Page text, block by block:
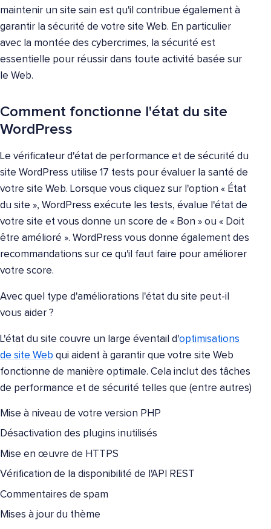
maintenir un site sain est qu'il contribue également à
garantir la sécurité de votre site Web. En particulier
avec la montée des cybercrimes, la sécurité est
essentielle pour réussir dans toute activité basée sur
le Web.
Comment fonctionne l'état du site
WordPress
Le vérificateur d'état de performance et de sécurité du
site WordPress utilise 17 tests pour évaluer la santé de
votre site Web. Lorsque vous cliquez sur l'option « État
du site », WordPress exécute les tests, évalue l'état de
votre site et vous donne un score de « Bon » ou « Doit
être amélioré ». WordPress vous donne également des
recommandations sur ce qu'il faut faire pour améliorer
votre score.
Avec quel type d'améliorations l'état du site peut-il
vous aider ?
L'état du site couvre un large éventail d'optimisations
de site Web qui aident à garantir que votre site Web
fonctionne de manière optimale. Cela inclut des tâches
de performance et de sécurité telles que (entre autres)
Mise à niveau de votre version PHP
Désactivation des plugins inutilisés
Mise en œuvre de HTTPS
Vérification de la disponibilité de l'API REST
Commentaires de spam
Mises à jour du thème